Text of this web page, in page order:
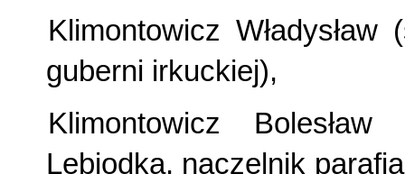
Klimontowicz
guberni irkuckiej),
Klimontowicz
Lebiodka, naczelnik